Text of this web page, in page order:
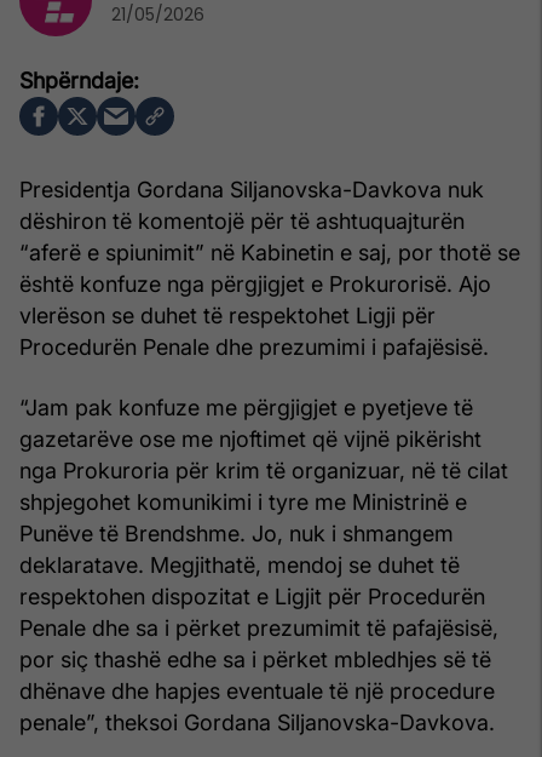
Presidentja Gordana Siljanovska-Davkova nuk
dëshiron të komentojë për të ashtuquajturën
“aferë e spiunimit” në Kabinetin e saj, por thotë se
është konfuze nga përgjigjet e Prokurorisë. Ajo
vlerëson se duhet të respektohet Ligji për
Procedurën Penale dhe prezumimi i pafajësisë.
“Jam pak konfuze me përgjigjet e pyetjeve të
gazetarëve ose me njoftimet që vijnë pikërisht
nga Prokuroria për krim të organizuar, në të cilat
shpjegohet komunikimi i tyre me Ministrinë e
Punëve të Brendshme. Jo, nuk i shmangem
deklaratave. Megjithatë, mendoj se duhet të
respektohen dispozitat e Ligjit për Procedurën
Penale dhe sa i përket prezumimit të pafajësisë,
por siç thashë edhe sa i përket mbledhjes së të
dhënave dhe hapjes eventuale të një procedure
penale”, theksoi Gordana Siljanovska-Davkova.
21/05/2026